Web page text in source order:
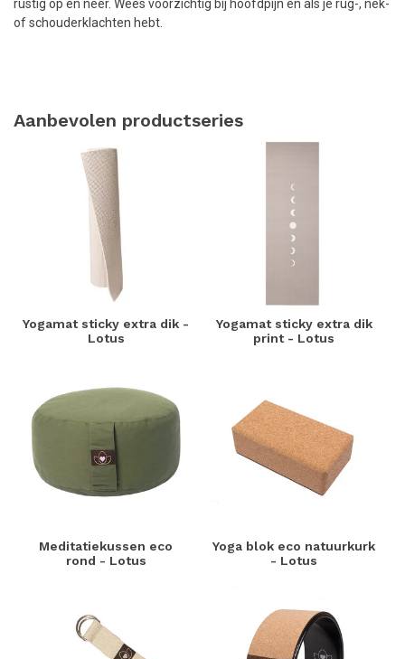
rustig op en neer. Wees voorzichtig bij hoofdpijn en als je rug-, nek-
of schouderklachten hebt.
Aanbevolen productseries
Yogamat sticky extra dik -
Lotus
Yogamat sticky extra dik
print - Lotus
Meditatiekussen eco
rond - Lotus
Yoga blok eco natuurkurk
- Lotus